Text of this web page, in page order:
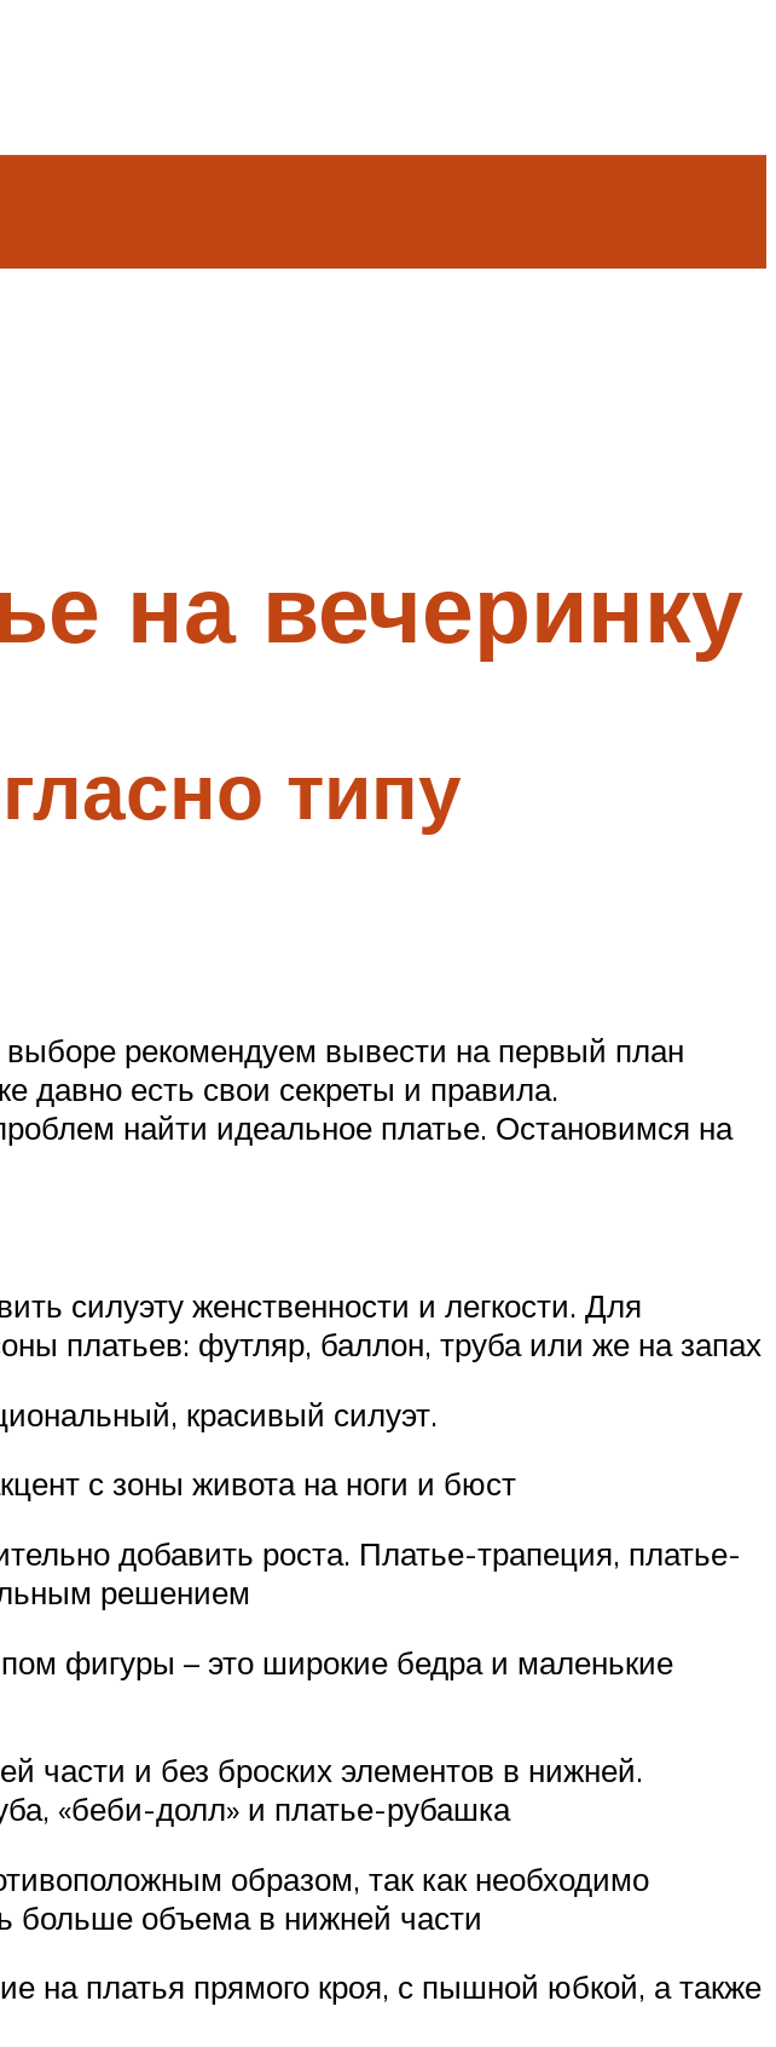
на вечеринку
типу
рекомендуем вывести на первый план
давно есть свои секреты и правила.
найти идеальное платье. Остановимся на
силуэту женственности и легкости. Для
платьев: футляр, баллон, труба или же на запах
красивый силуэт.
с зоны живота на ноги и бюст
добавить роста. Платье-трапеция, платье-
решением
фигуры – это широкие бедра и маленькие
части и без броских элементов в нижней.
«беби-долл» и платье-рубашка
образом, так как необходимо
больше объема в нижней части
на платья прямого кроя, с пышной юбкой, а также